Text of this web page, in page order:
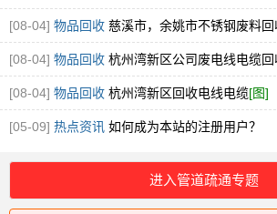
[08-04] 物品回收 慈溪市，余姚市不锈钢废料
304.316厂家直接收购[图]
[08-04] 物品回收 杭州湾新区公司废电线电缆
钢回收[图]
[08-04] 物品回收 杭州湾新区回收电线电缆[图]
[05-09] 热点资讯 如何成为本站的注册用户？
进入管道疏通专题